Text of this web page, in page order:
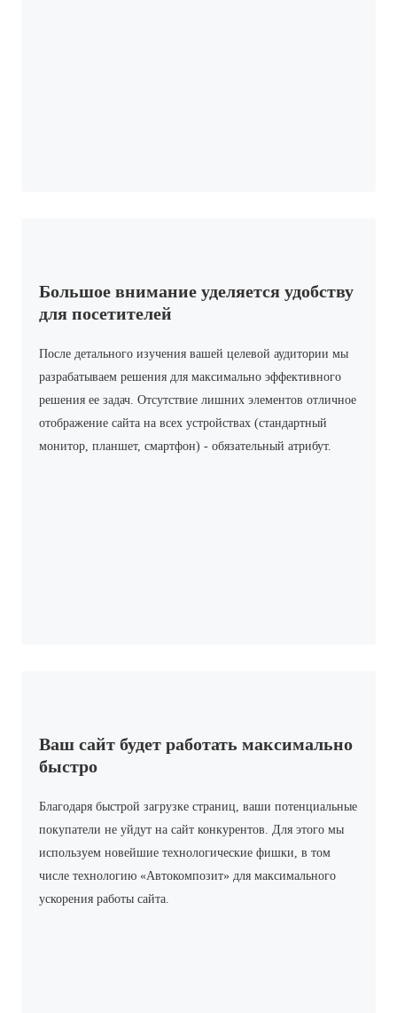
Большое внимание уделяется удобству
для посетителей
После детального изучения вашей целевой аудитории мы
разрабатываем решения для максимально эффективного
решения ее задач. Отсутствие лишних элементов отличное
отображение сайта на всех устройствах (стандартный
монитор, планшет, смартфон) - обязательный атрибут.
Ваш сайт будет работать максимально
быстро
Благодаря быстрой загрузке страниц, ваши потенциальные
покупатели не уйдут на сайт конкурентов. Для этого мы
используем новейшие технологические фишки, в том
числе технологию «Автокомпозит» для максимального
ускорения работы сайта.